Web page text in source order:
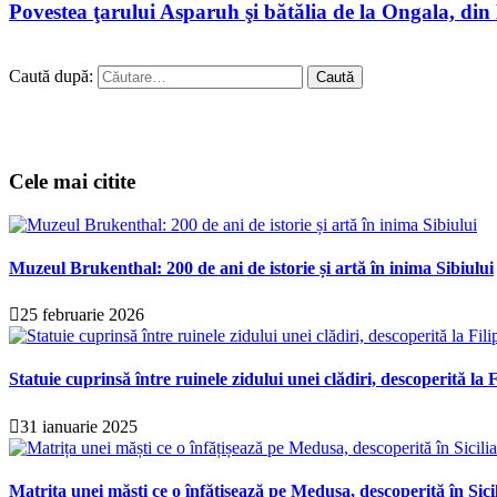
Povestea ţarului Asparuh şi bătălia de la Ongala,
Caută după:
Cele mai citite
Muzeul Brukenthal: 200 de ani de istorie și artă în inima Sibiului
25 februarie 2026
Statuie cuprinsă între ruinele zidului unei clădiri, descoperită la
31 ianuarie 2025
Matrița unei măști ce o înfățișează pe Medusa, descoperită în